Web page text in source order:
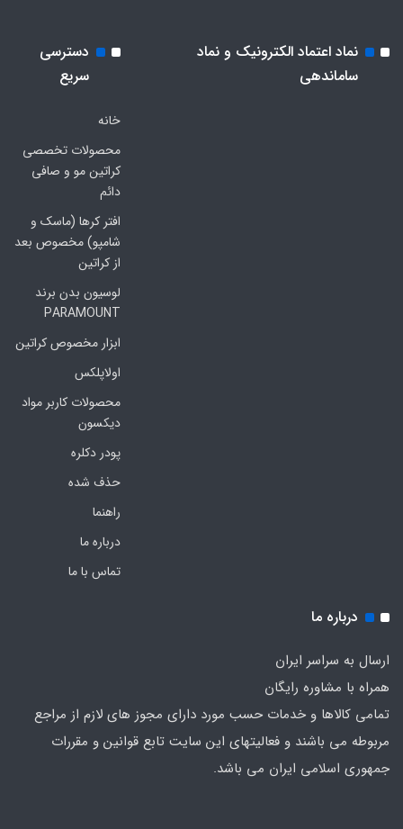
نماد اعتماد الکترونیک و نماد
ساماندهی
دسترسی
سریع
خانه
محصولات تخصصی
کراتین مو و صافی
دائم
افتر کرها (ماسک و
شامپو) مخصوص بعد
از کراتین
لوسیون بدن برند
PARAMOUNT
ابزار مخصوص کراتین
اولاپلکس
محصولات کاربر مواد
دیکسون
پودر دکلره
حذف شده
راهنما
درباره ما
تماس با ما
درباره ما
ارسال به سراسر ایران
همراه با مشاوره رایگان
تمامی کالاها و خدمات حسب مورد دارای مجوز های لازم از مراجع
مربوطه می باشند و فعالیتهای این سایت تابع قوانین و مقررات
جمهوری اسلامی ایران می باشد.